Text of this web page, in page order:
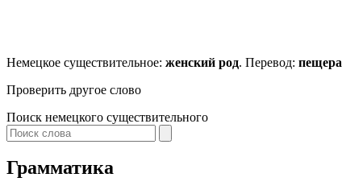
Немецкое существительное: женский род. Перевод: пещера
Проверить другое слово
Поиск немецкого существительного
Грамматика